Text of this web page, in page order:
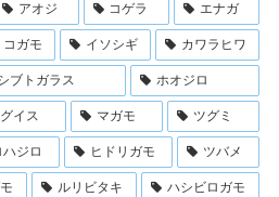
アオジ コゲラ エナガ
コガモ イソシギ カワラヒワ
ブトガラス ホオジロ
イス マガモ ツグミ
ジロ ヒドリガモ ツバメ
ルリビタキ ハシビロガモ